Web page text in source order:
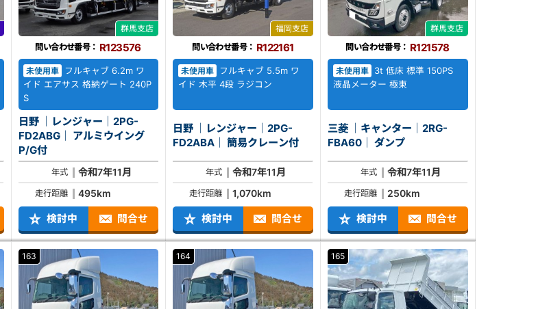
群馬支店
問い合わせ番号： R123576
未使用車 フルキャブ 6.2m ワ
イド エアサス 格納ゲート 240P
S
日野 ｜レンジャー｜2PG-
FD2ABG｜ アルミウイング
P/G付
年式 令和7年11月
走行距離 495km
検討中 問合せ
福岡支店
問い合わせ番号： R122161
未使用車
フルキャブ 5.5m ワ
イド 木平 4段 ラジコン
日野 ｜レンジャー｜2PG-
FD2ABA｜ 簡易クレーン付
年式 令和7年11月
走行距離 1,070km
検討中 問合せ
群馬支店
問い合わせ番号： R121578
未使用車
3t 低床 標準 150PS
液晶メーター 極東
三菱 ｜キャンター｜2RG-
FBA60｜ ダンプ
年式 令和7年11月
走行距離 250km
検討中 問合せ
163 164 165